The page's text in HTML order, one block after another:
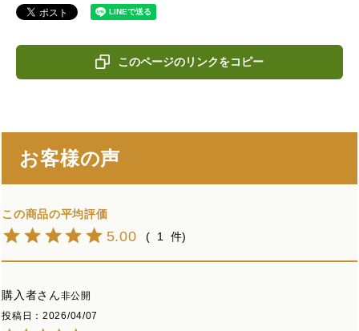
このページのリンクをコピー
お客様の声
5.00 1
購入者
非公開
投稿日
2026/04/07